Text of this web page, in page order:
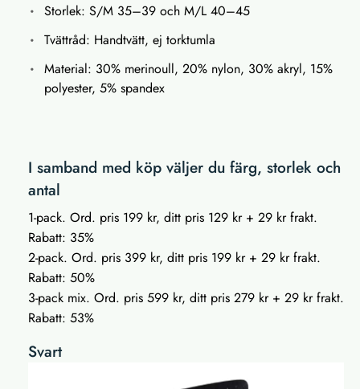
Storlek: S/M 35–39 och M/L 40–45
Tvättråd: Handtvätt, ej torktumla
Material: 30% merinoull, 20% nylon, 30% akryl, 15%
polyester, 5% spandex
I samband med köp väljer du färg, storlek och
antal
1-pack. Ord. pris 199 kr, ditt pris 129 kr + 29 kr frakt.
Rabatt: 35%
2-pack. Ord. pris 399 kr, ditt pris 199 kr + 29 kr frakt.
Rabatt: 50%
3-pack mix. Ord. pris 599 kr, ditt pris 279 kr + 29 kr frakt.
Rabatt: 53%
Svart